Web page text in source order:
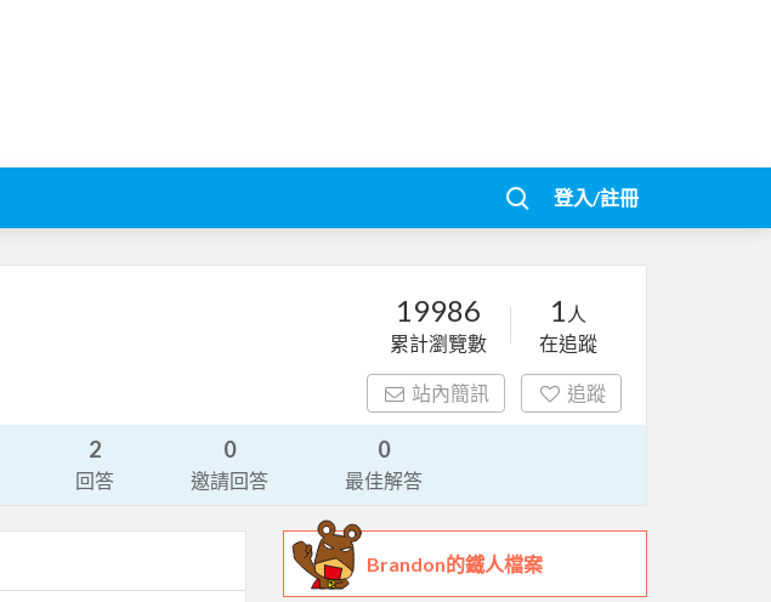
登入/註冊
19986
累計瀏覽數
1 人
在追蹤
站內簡訊 追蹤
2
回答
0
邀請回答
0
最佳解答
Brandon的鐵人檔案